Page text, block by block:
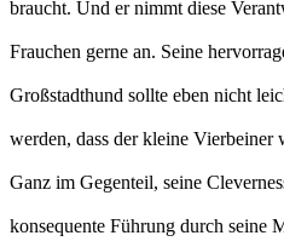
braucht. Und er nimmt diese
Frauchen gerne an. Seine
Großstadthund sollte eben nicht
werden, dass der kleine Vierbeiner
Ganz im Gegenteil, seine
konsequente Führung durch seine